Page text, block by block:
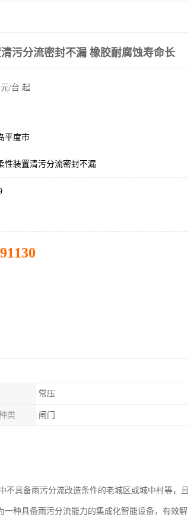
污分流密封不漏 橡胶耐腐蚀寿命长
元/台 起
平度市
性装置清污分流密封不漏
常压
类 闸门
具备雨污分流改造条件的老城区或城中村等，且
种具备雨污分流能力的集成化智能设备，有效解